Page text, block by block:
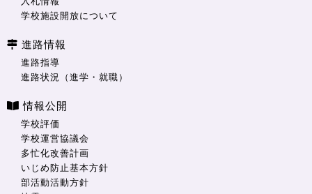
学校施設開放について
進路情報
進路指導
進路状況（進学・就職）
情報公開
学校評価
学校運営協議会
多忙化改善計画
いじめ防止基本方針
部活動活動方針